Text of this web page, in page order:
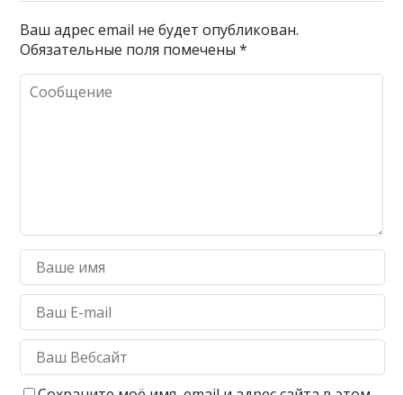
Ваш адрес email не будет опубликован.
Обязательные поля помечены*